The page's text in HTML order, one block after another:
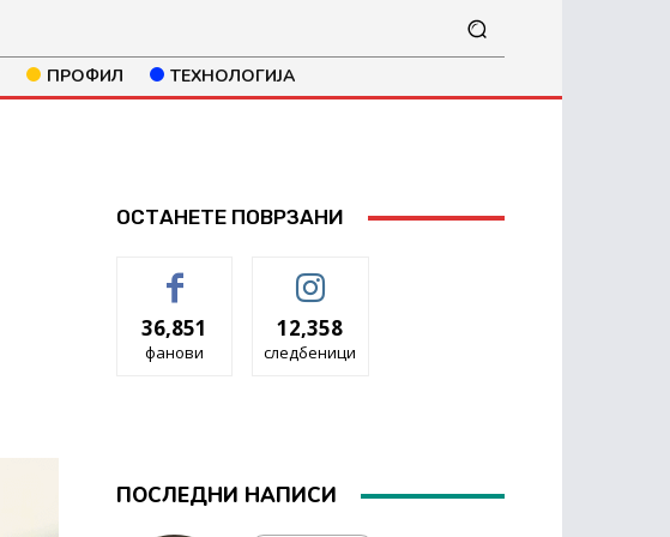
ПРОФИЛ ТЕХНОЛОГИЈА
ОСТАНЕТЕ ПОВРЗАНИ
36,851
фанови
12,358
следбеници
ПОСЛЕДНИ НАПИСИ